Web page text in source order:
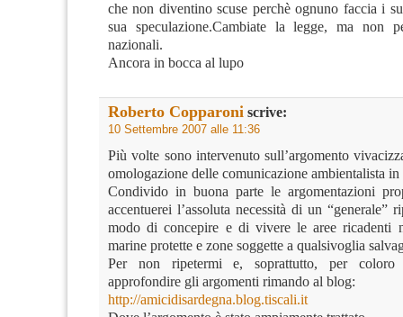
che non diventino scuse perchè ognuno faccia i
sua speculazione.Cambiate la legge, ma non
nazionali.
Ancora in bocca al lupo
Roberto Copparoni scrive:
10 Settembre 2007 alle 11:36
Più volte sono intervenuto sull’argomento
omologazione delle comunicazione ambientalista in
Condivido in buona parte le argomentazioni
accentuerei l’assoluta necessità di un “generale”
modo di concepire e di vivere le aree ricadenti
marine protette e zone soggette a qualsivoglia
Per non ripetermi e, soprattutto, per coloro
approfondire gli argomenti rimando al blog:
http://amicidisardegna.blog.tiscali.it